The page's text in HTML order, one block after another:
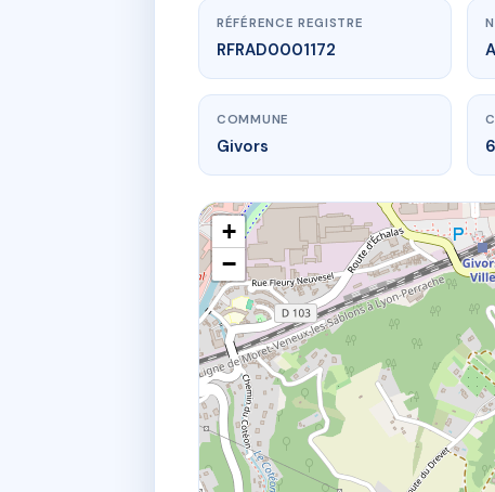
LE
13 r
RÉFÉRENCE REGISTRE
RFRAD0001172
COMMUNE
Givors
+
−